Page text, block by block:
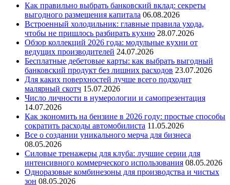
Как правильно выбрать банковский вклад: секреты
выгодного размещения капитала 06.08.2026
Встроенный холодильник: главные правила ухода,
чтобы не пришлось разбирать кухню 28.07.2026
Обзор коллекций 2026 года: модульные кухни от
ведущих производителей 24.07.2026
Бесплатные дебетовые карты: как выбрать выгодный
банковский продукт без лишних расходов 23.07.2026
Для каких поверхностей лучше всего подходит
малярный скотч 15.07.2026
Число личности в нумерологии и самопрезентация
14.07.2026
Как экономить на бензине в 2026 году: простые способы
сократить расходы автомобилиста 11.05.2026
Все о создании уникального мерча для бизнеса
08.05.2026
Силовые тренажеры для клуба: лучшие серии для
интенсивного коммерческого использования 08.05.2026
Одноразовые комбинезоны для производства и чистых
зон 08.05.2026